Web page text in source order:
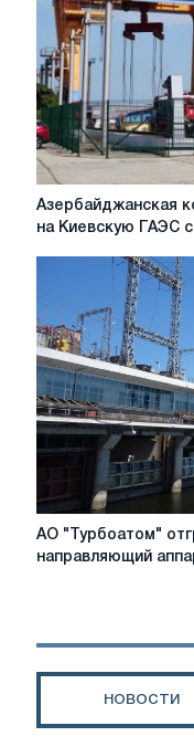
«Реабилитация
Азербайджанская
компания
Киевскую
ГАЭС
силовой
трансформатор
Азербайджанская
на Киевскую ГАЭС
АО
"Турбоатом"
четвертый
семи
АО "Турбоатом"
направляющий
НОВОСТИ